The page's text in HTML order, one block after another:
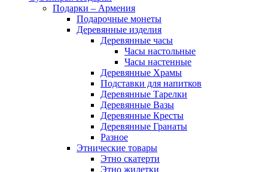
Подарки – Армения
Подарочные монеты
Деревянные изделия
Деревянные часы
Часы настольные
Часы настенные
Деревянные Храмы
Подставки для напитков
Деревянные Тарелки
Деревянные Вазы
Деревянные Кресты
Деревянные Гранаты
Разное
Этнические товары
Этно скатерти
Этно жилетки